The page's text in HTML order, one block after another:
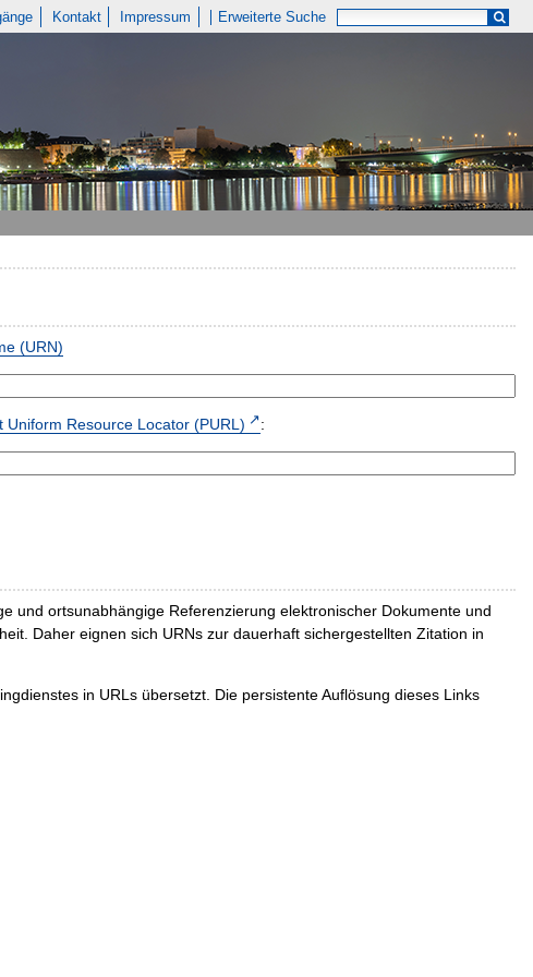
Kontakt Impressum Erweiterte Suche
(URN)
Uniform Resource Locator (PURL) :
und ortsunabhängige Referenzierung elektronischer Dokumente und
Daher eignen sich URNs zur dauerhaft sichergestellten Zitation in
in URLs übersetzt. Die persistente Auflösung dieses Links